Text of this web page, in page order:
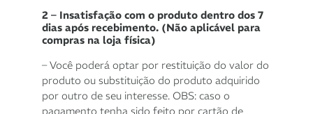
2 – Insatisfação com o produto dentro dos 7
dias após recebimento. (Não aplicável para
compras na loja física)
– Você poderá optar por restituição do valor do
produto ou substituição do produto adquirido
por outro de seu interesse. OBS: caso o
pagamento tenha sido feito por cartão de